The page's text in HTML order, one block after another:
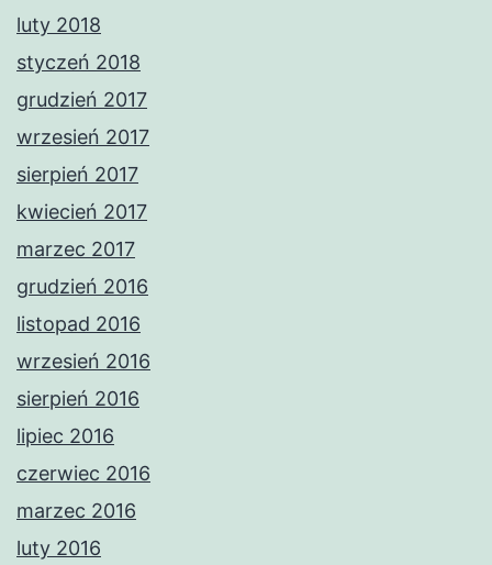
luty 2018
styczeń 2018
grudzień 2017
wrzesień 2017
sierpień 2017
kwiecień 2017
marzec 2017
grudzień 2016
listopad 2016
wrzesień 2016
sierpień 2016
lipiec 2016
czerwiec 2016
marzec 2016
luty 2016